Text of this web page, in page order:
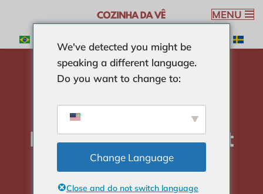
naar
MENU
Mocotóbouillon met
groenten
We've detected you might be
speaking a different language.
Do you want to change to:
Change Language
Close and do not switch language